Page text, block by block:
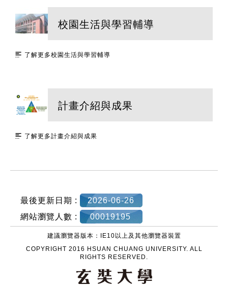
校園生活與學習輔導
了解更多校園生活與學習輔導
計畫介紹與成果
了解更多計畫介紹與成果
最後更新日期 :
2026-06-26
網站瀏覽人數 :
00019195
建議瀏覽器版本：IE10以上及其他瀏覽器裝置
COPYRIGHT 2016 HSUAN CHUANG UNIVERSITY. ALL
RIGHTS RESERVED.